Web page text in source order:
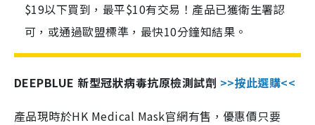
$19以下買到，最平$10有交易！產品已獲衛生署認
可，或通過歐盟標準，最快10分鐘知結果。
DEEPBLUE 新型冠狀病毒抗原檢測試劑 >>按此選購<<
產品現時於HK Medical Mask官網有售，優惠價只要